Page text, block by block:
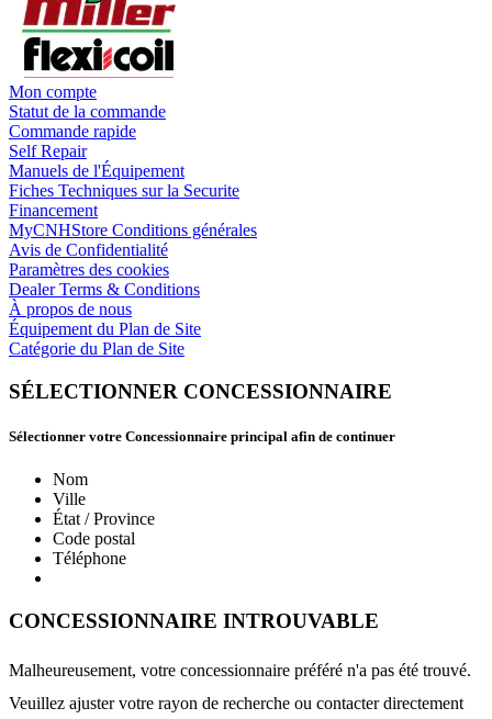
Mon compte
Statut de la commande
Commande rapide
Self Repair
Manuels de l'Équipement
Fiches Techniques sur la Securite
Financement
MyCNHStore Conditions générales
Avis de Confidentialité
Paramètres des cookies
Dealer Terms & Conditions
À propos de nous
Équipement du Plan de Site
Catégorie du Plan de Site
SÉLECTIONNER CONCESSIONNAIRE
Sélectionner votre Concessionnaire principal afin de continuer
Nom
Ville
État / Province
Code postal
Téléphone
CONCESSIONNAIRE INTROUVABLE
Malheureusement, votre concessionnaire préféré n'a pas été trouvé.
Veuillez ajuster votre rayon de recherche ou contacter directement